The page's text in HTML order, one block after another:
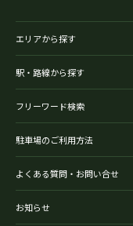
エリアから探す
駅・路線から探す
フリーワード検索
駐車場のご利用方法
よくある質問・お問い合せ
お知らせ